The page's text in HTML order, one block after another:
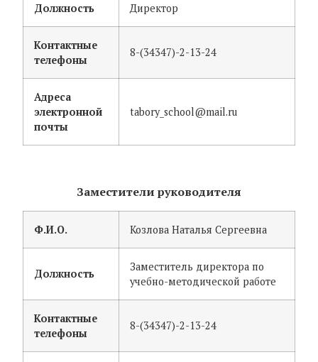
Должность Директор
Контактные
телефоны
8-(34347)-2-13-24
Адреса
электронной
почты
tabory_school@mail.ru
Заместители руководителя
Ф.И.О. Козлова Наталья Сергеевна
Должность
Заместитель директора по
учебно-методической работе
Контактные
телефоны
8-(34347)-2-13-24